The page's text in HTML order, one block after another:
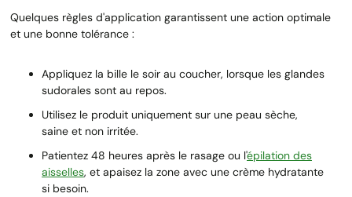
Quelques règles d'application garantissent une action optimale
et une bonne tolérance :
Appliquez la bille le soir au coucher, lorsque les glandes
sudorales sont au repos.
Utilisez le produit uniquement sur une peau sèche,
saine et non irritée.
Patientez 48 heures après le rasage ou l'épilation des
aisselles, et apaisez la zone avec une crème hydratante
si besoin.